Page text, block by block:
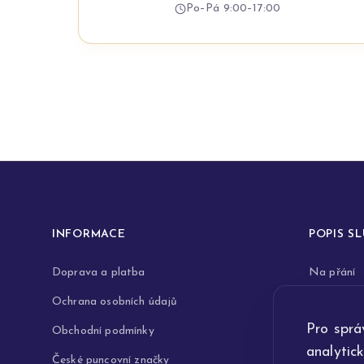
Pro
Po–Pá 9:00–17:00
INFORMACE
Doprava a platba
Ochrana osobních údajů
Obchodní podmínky
České puncovní značky
POPIS
Na přání
Opravy a
Výkup